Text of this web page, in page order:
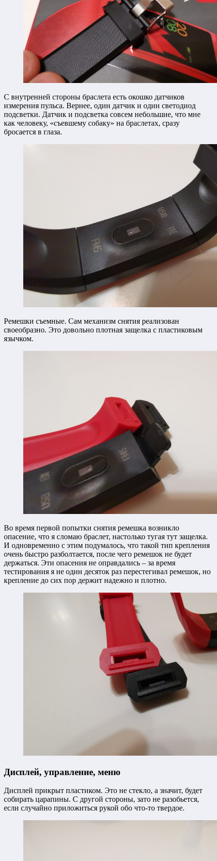
С внутренней стороны браслета есть окошко датчиков
измерения пульса. Вернее, один датчик и один светодиод
подсветки. Датчик и подсветка совсем небольшие, что мне
как человеку, «съевшему собаку» на браслетах, сразу
бросается в глаза.
Ремешки съемные. Сам механизм снятия реализован
своеобразно. Это довольно плотная защелка с пластиковым
язычком.
Во время первой попытки снятия ремешка возникло
опасение, что я сломаю браслет, настолько тугая тут защелка.
И одновременно с этим подумалось, что такой тип крепления
очень быстро разболтается, после чего ремешок не будет
держаться. Эти опасения не оправдались – за время
тестирования я не один десяток раз перестегивал ремешок, но
крепление до сих пор держит надежно и плотно.
Дисплей, управление, меню
Дисплей прикрыт пластиком. Это не стекло, а значит, будет
собирать царапины. С другой стороны, зато не разобьется,
если случайно приложиться рукой обо что-то твердое.